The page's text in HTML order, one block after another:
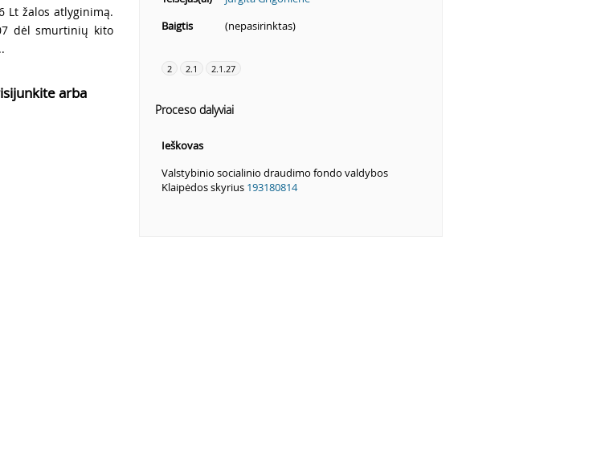
Lt žalos atlyginimą.
dėl smurtinių kito
arba
Baigtis
(nepasirinktas)
2 2.1 2.1.27
Proceso dalyviai
Ieškovas
Valstybinio socialinio draudimo fondo valdybos
Klaipėdos skyrius 193180814